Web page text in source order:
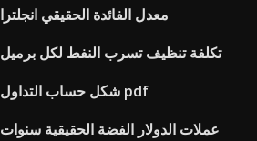
معدل الفائدة الحقيقي انجلترا
تكلفة تنظيف تسرب النفط لكل برميل
شكل حساب التداول pdf
عملات الدولار الفضة الحقيقية سنوات